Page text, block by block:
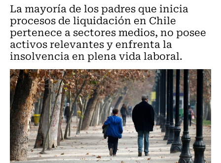
La mayoría de los padres que inicia
procesos de liquidación en Chile
pertenece a sectores medios, no posee
activos relevantes y enfrenta la
insolvencia en plena vida laboral.